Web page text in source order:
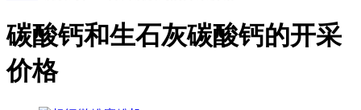
碳酸钙和生石灰碳酸钙的开采
价格